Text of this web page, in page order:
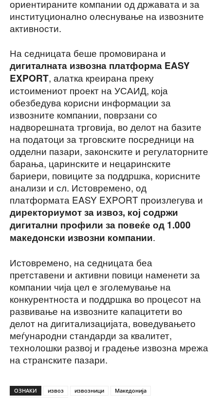
ориентираните компании од државата и за
институционално олеснување на извозните
активности.
На седницата беше промовирана и
дигиталната извозна платформа EASY
EXPORT, алатка креирана преку
истоимениот проект на УСАИД, која
обезбедува корисни информации за
извозните компании, поврзани со
надворешната трговија, во делот на базите
на податоци за трговските посредници на
одделни пазари, законските и регулаторните
барања, царинските и нецаринските
бариери, повиците за поддршка, корисните
анализи и сл. Истовремено, од
платформата EASY EXPORT произлегува и
директориумот за извоз, кој содржи
дигитални профили за повеќе од 1.000
македонски извозни компании.
Истовремено, на седницата беа
претставени и активни повици наменети за
компании чија цел е зголемување на
конкурентноста и поддршка во процесот на
развивање на извозните капацитети во
делот на дигитализацијата, воведувањето
меѓународни стандарди за квалитет,
технолошки развој и градење извозна мрежа
на странските пазари.
ОЗНАКИ извоз извозници
Македонија